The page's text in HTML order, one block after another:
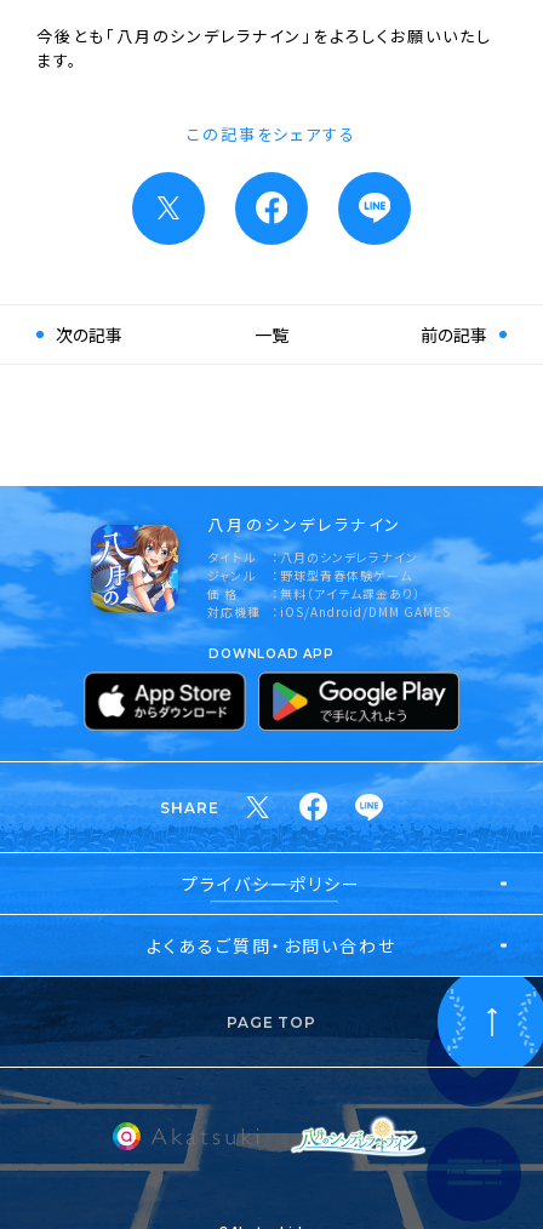
今後とも「八月のシンデレラナイン」をよろしくお願いいたし
ます。
この記事をシェアする
次の記事 前の記事
一覧
八月のシンデレラナイン
タイトル
八月のシンデレラナイン
ジャンル
野球型青春体験ゲーム
価 格
無料（アイテム課金あり）
対応機種
iOS/Android/DMM GAMES
DOWNLOAD APP
SHARE
プライバシーポリシー
よくあるご質問・お問い合わせ
PAGE TOP